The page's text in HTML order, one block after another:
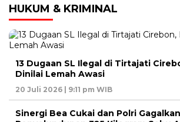
HUKUM & KRIMINAL
13 Dugaan SL Ilegal di Tirtajati
Dinilai Lemah Awasi
20 Juli 2026 | 9:11 pm WIB
Sinergi Bea Cukai dan Polri Gagalkan